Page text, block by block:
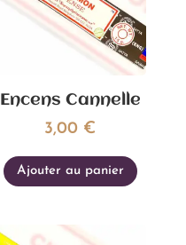
Encens Cannelle
3,00 €
Ajouter au panier